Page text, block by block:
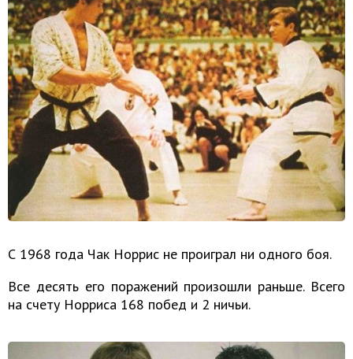
С 1968 года Чак Норрис не проиграл ни одного боя.
Все десять его поражений произошли раньше. Всего
на счету Норриса 168 побед и 2 ничьи.